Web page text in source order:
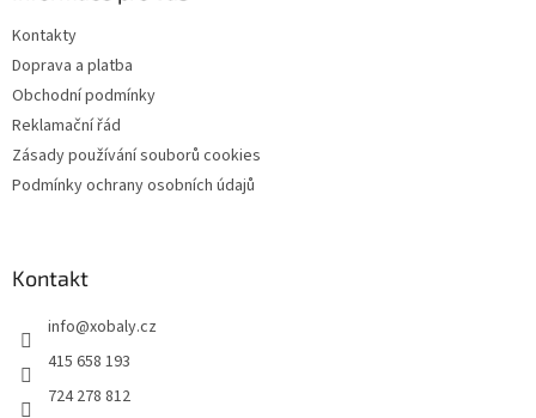
Kontakty
Doprava a platba
Obchodní podmínky
Reklamační řád
Zásady používání souborů cookies
Podmínky ochrany osobních údajů
Kontakt
info@xobaly.cz
415 658 193
724 278 812